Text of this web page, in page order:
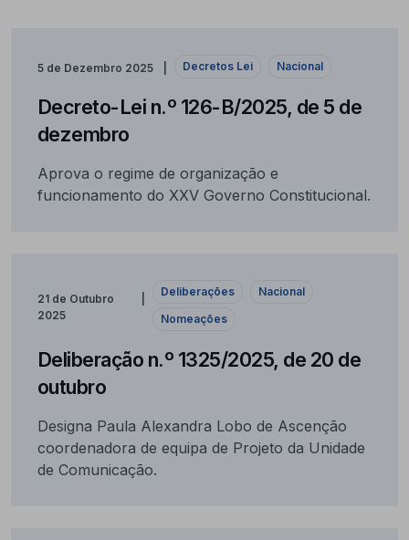
5 de Dezembro 2025 Decretos Lei Nacional
Decreto-Lei n.º 126-B/2025, de 5 de
dezembro
Aprova o regime de organização e
funcionamento do XXV Governo Constitucional.
21 de Outubro
2025
Deliberações
Nacional
Nomeações
Deliberação n.º 1325/2025, de 20 de
outubro
Designa Paula Alexandra Lobo de Ascenção
coordenadora de equipa de Projeto da Unidade
de Comunicação.